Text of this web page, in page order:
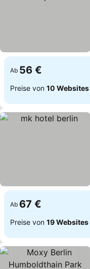
Ab 56 €
Preise von 10 Websites
Ab 67 €
Preise von 19 Websites